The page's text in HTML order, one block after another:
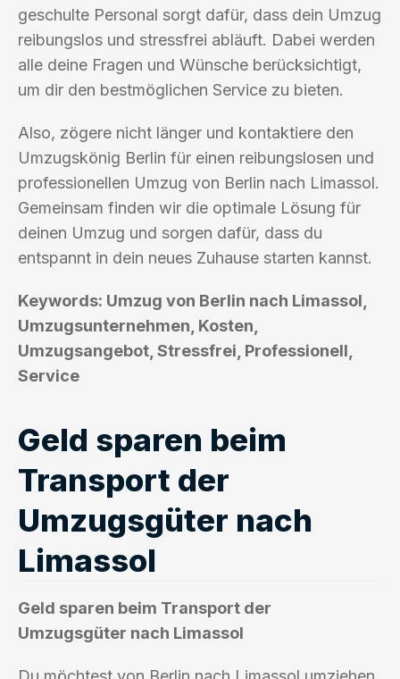
geschulte Personal sorgt dafür, dass dein Umzug
reibungslos und stressfrei abläuft. Dabei werden
alle deine Fragen und Wünsche berücksichtigt,
um dir den bestmöglichen Service zu bieten.
Also, zögere nicht länger und kontaktiere den
Umzugskönig Berlin für einen reibungslosen und
professionellen Umzug von Berlin nach Limassol.
Gemeinsam finden wir die optimale Lösung für
deinen Umzug und sorgen dafür, dass du
entspannt in dein neues Zuhause starten kannst.
Keywords: Umzug von Berlin nach Limassol,
Umzugsunternehmen, Kosten,
Umzugsangebot, Stressfrei, Professionell,
Service
Geld sparen beim
Transport der
Umzugsgüter nach
Limassol
Geld sparen beim Transport der
Umzugsgüter nach Limassol